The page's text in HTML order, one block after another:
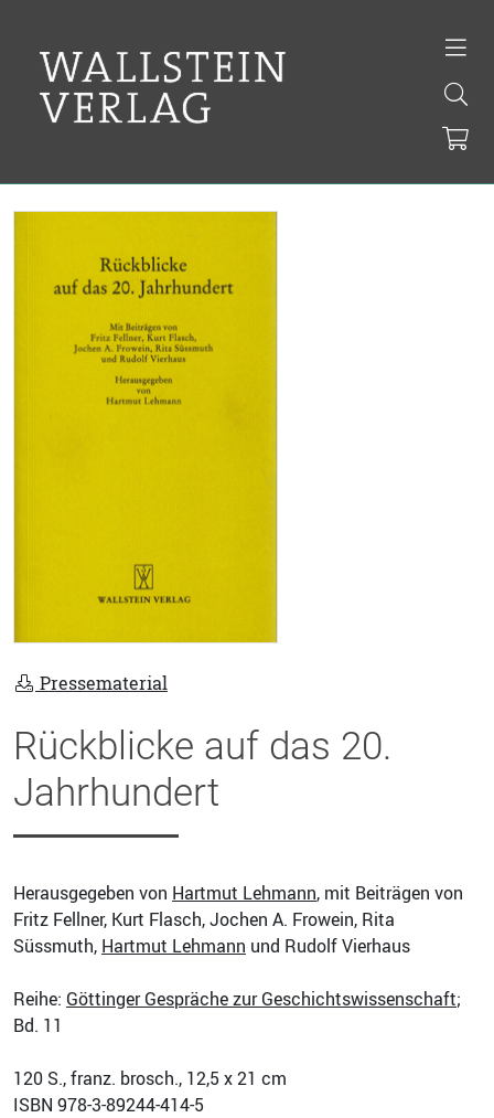
Pressematerial
Rückblicke auf das 20.
Jahrhundert
Herausgegeben von Hartmut Lehmann, mit Beiträgen von
Fritz Fellner, Kurt Flasch, Jochen A. Frowein, Rita
Süssmuth, Hartmut Lehmann und Rudolf Vierhaus
Reihe: Göttinger Gespräche zur Geschichtswissenschaft;
Bd. 11
120 S., franz. brosch., 12,5 x 21 cm
ISBN 978-3-89244-414-5